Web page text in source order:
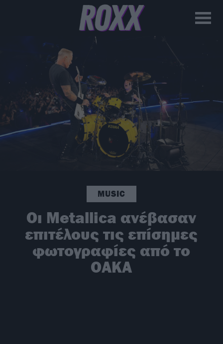
MUSIC
Οι Metallica ανέβασαν
επιτέλους τις επίσημες
φωτογραφίες από το
ΟΑΚΑ